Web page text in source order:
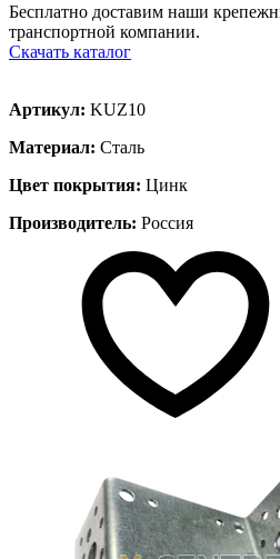
Бесплатно доставим наши
транспортной компании.
Скачать каталог
Артикул: KUZ10
Материал: Сталь
Цвет покрытия: Цинк
Производитель: Россия